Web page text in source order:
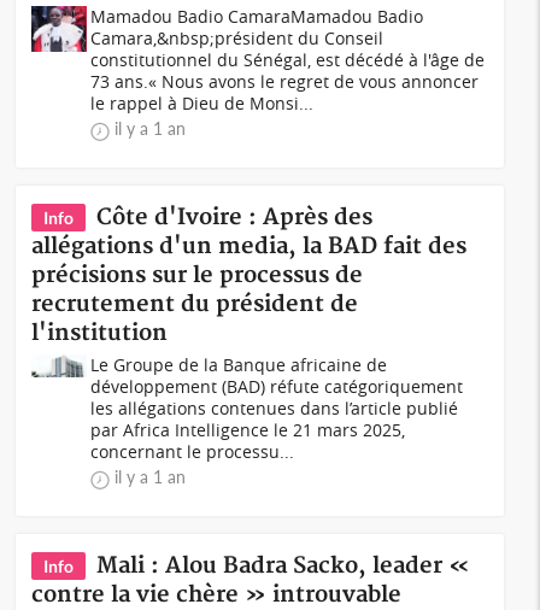
Mamadou Badio CamaraMamadou Badio
Camara,&nbsp;président du Conseil
constitutionnel du Sénégal, est décédé à l'âge de
73 ans.« Nous avons le regret de vous annoncer
le rappel à Dieu de Monsi...
il y a 1 an
Info
Côte d'Ivoire : Après des
allégations d'un media, la BAD fait des
précisions sur le processus de
recrutement du président de
l'institution
Le Groupe de la Banque africaine de
développement (BAD) réfute catégoriquement
les allégations contenues dans l’article publié
par Africa Intelligence le 21 mars 2025,
concernant le processu...
il y a 1 an
Info
Mali : Alou Badra Sacko, leader «
contre la vie chère » introuvable